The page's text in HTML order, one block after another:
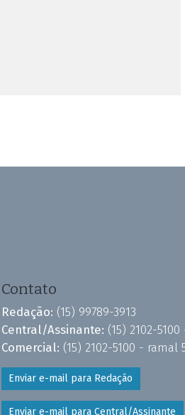
Contato
Redação: (15) 99789-3913
Central/Assinante: (15) 2102-
Comercial: (15) 2102-5100 - ramal
Enviar e-mail para Redação
Enviar e-mail para Central/Assinante